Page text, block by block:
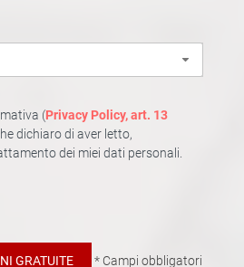
(Privacy Policy, art. 13
dichiaro di aver letto,
dei miei dati personali.
* Campi obbligatori